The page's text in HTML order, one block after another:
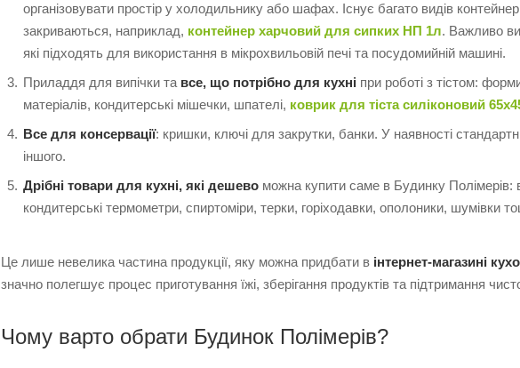
організовувати простір у холодильнику або шафах. Існує багато видів
закриваються, наприклад, контейнер харчовий для сипких НП 1л. Важливо
які підходять для використання в мікрохвильовій печі та посудомийній машині.
Приладдя для випічки та все, що потрібно для кухні при роботі з тістом: форми
матеріалів, кондитерські мішечки, шпателі, коврик для тіста силіконовий
Все для консервації: кришки, ключі для закрутки, банки. У наявності
іншого.
Дрібні товари для кухні, які дешево можна купити саме в Будинку Полімерів:
кондитерські термометри, спиртоміри, терки, горіходавки, ополоники, шумівки
Це лише невелика частина продукції, яку можна придбати в інтернет-магазині
значно полегшує процес приготування їжі, зберігання продуктів та підтримання
Чому варто обрати Будинок Полімерів?